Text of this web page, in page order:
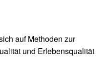
auf Methoden zur
und Erlebensqualität